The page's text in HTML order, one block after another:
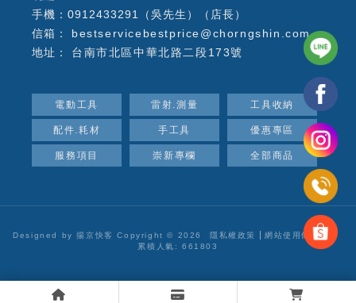
手機：0912433291（吳先生）（店長）
bestservicebestprice@chorngshin.com
台南市北區中華北路二段173號
電動工具 雷射.測量 工具收納
配件.耗材 手工具 優惠專區
服務項目 崇新專欄 全部商品
Designed by揚京快客 Copyright © 2026 隱私權政策 網站使用條款
..
累積人氣: 661803